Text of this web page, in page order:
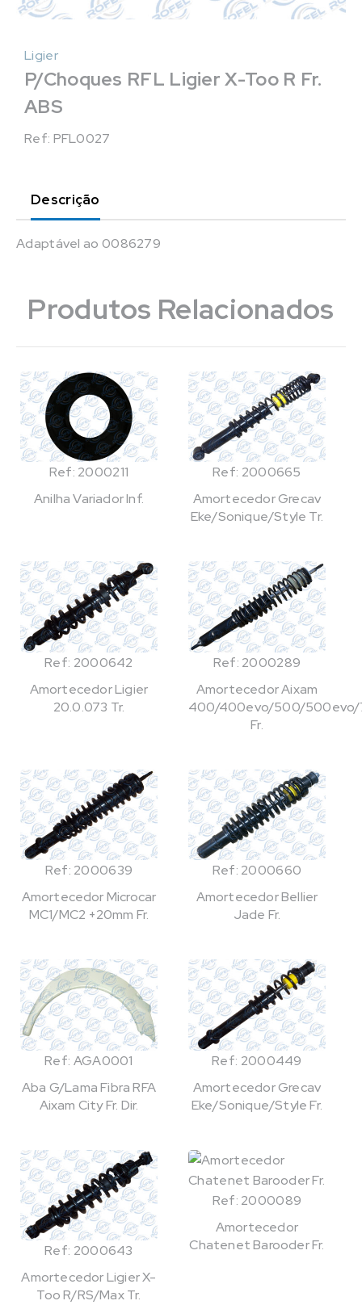
Ligier
P/Choques RFL Ligier X-Too R Fr.
ABS
Ref: PFL0027
Descrição
Adaptável ao 0086279
Produtos Relacionados
Ref: 2000211
Anilha Variador Inf.
Ref: 2000665
Amortecedor Grecav
Eke/Sonique/Style Tr.
Ref: 2000642
Amortecedor Ligier
20.0.073 Tr.
Ref: 2000289
Amortecedor Aixam
400/400evo/500/500evo/
Fr.
Ref: 2000639
Amortecedor Microcar
MC1/MC2 +20mm Fr.
Ref: 2000660
Amortecedor Bellier
Jade Fr.
Ref: AGA0001
Aba G/Lama Fibra RFA
Aixam City Fr. Dir.
Ref: 2000449
Amortecedor Grecav
Eke/Sonique/Style Fr.
Ref: 2000643
Amortecedor Ligier X-
Too R/RS/Max Tr.
Ref: 2000089
Amortecedor
Chatenet Barooder Fr.